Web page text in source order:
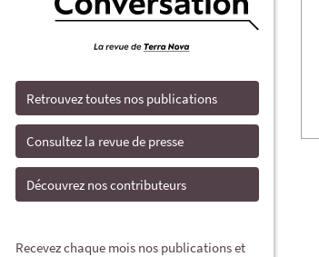
Retrouvez toutes nos publications
Consultez la revue de presse
Découvrez nos contributeurs
Recevez chaque mois nos publications et